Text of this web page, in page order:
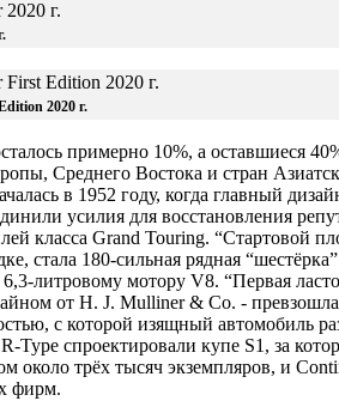
2020 г.
примерно 10%, а оставшиеся
Среднего Востока и стран
в 1952 году, когда главный
усилия для восстановления
класса Grand Touring. “Стартовой
стала 180-сильная рядная
литровому мотору V8. “Первая
от H. J. Mulliner & Co. -
с которой изящный автомобиль
R-Type спроектировали купе S1, за
трёх тысяч экземпляров, и
фирм.